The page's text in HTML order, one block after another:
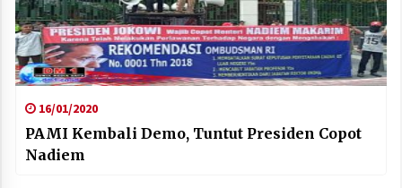
16/01/2020
PAMI Kembali Demo, Tuntut Presiden Copot
Nadiem